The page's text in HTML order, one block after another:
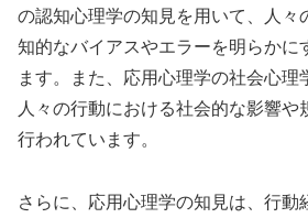
の認知心理学の知見を用いて、人々
知的なバイアスやエラーを明らかに
ます。また、応用心理学の社会心理
人々の行動における社会的な影響や
行われています。
さらに、応用心理学の知見は、行動